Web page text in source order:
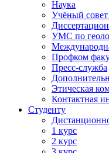
Наука
Учёный совет
УМС по
Профком
Пресс-служба
Этическая
Контактная
Студенту
1 курс
2 курс